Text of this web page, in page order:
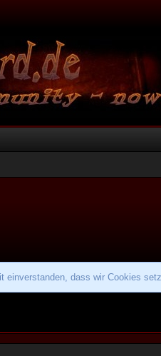
einverstanden, dass wir Cookies